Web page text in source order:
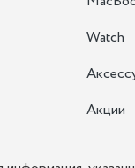
Watch
Акции